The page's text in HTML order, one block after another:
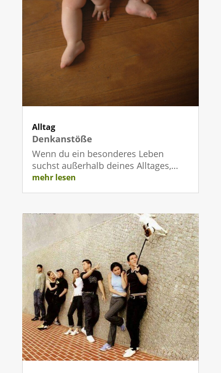
Alltag
Denkanstöße
Wenn du ein besonderes Leben
suchst außerhalb deines Alltages,…
mehr lesen